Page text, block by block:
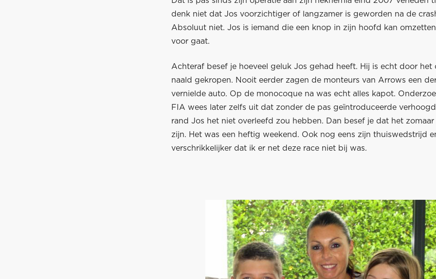
denk niet dat Jos voorzichtiger of langzamer is geworden na de
Absoluut niet. Jos is iemand die een knop in zijn hoofd kan
voor gaat.
Achteraf besef je hoeveel geluk Jos gehad heeft. Hij is echt door het
naald gekropen. Nooit eerder zagen de monteurs van Arrows een
vernielde auto. Op de monocoque na was echt alles kapot.
FIA wees later zelfs uit dat zonder de pas geïntroduceerde
rand Jos het niet overleefd zou hebben. Dan besef je dat het zomaar
zijn. Het was een heftig weekend. Ook nog eens zijn thuiswedstrijd
verschrikkelijker dat ik er net deze race niet bij was.